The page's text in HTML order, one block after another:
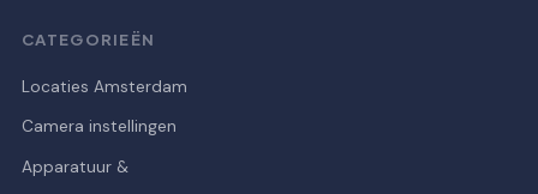
CATEGORIEËN
Locaties Amsterdam
Camera instellingen
Apparatuur &